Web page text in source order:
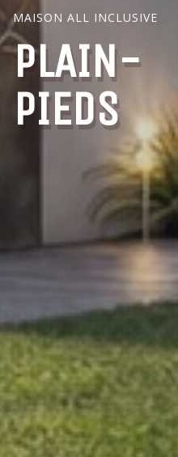
MAISON ALL INCLUSIVE
PLAIN-
PIEDS